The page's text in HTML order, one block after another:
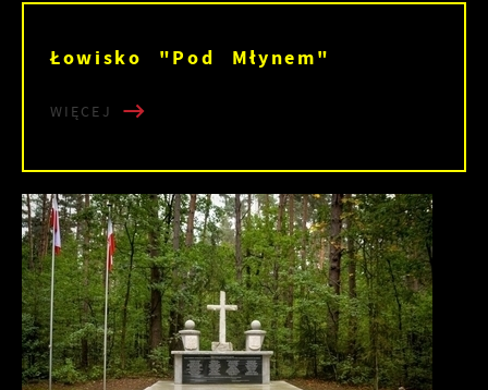
Łowisko "Pod Młynem"
WIĘCEJ